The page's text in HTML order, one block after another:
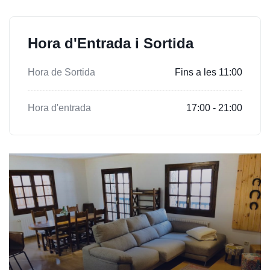
Hora d'Entrada i Sortida
Hora de Sortida Fins a les 11:00
Hora d'entrada 17:00 - 21:00